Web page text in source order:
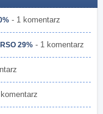
- 1 komentarz
29% - 1 komentarz